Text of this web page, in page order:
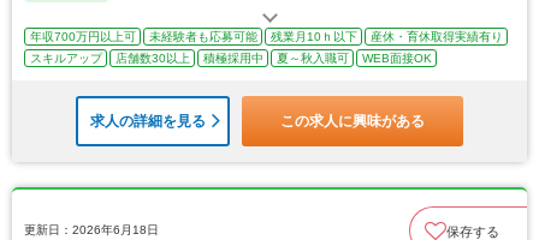
年収700万円以上可 未経験者も応募可能 残業月10ｈ以下
産休・育休取得実績有り
スキルアップ
店舗数30以上 積極採用中 夏～秋入職可 WEB面接OK
求人の詳細を見る この求人に興味がある
更新日：2026年6月18日 保存する